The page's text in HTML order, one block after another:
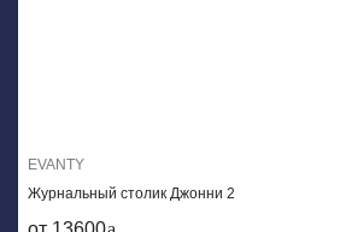
EVANTY
Журнальный столик Джонни 2